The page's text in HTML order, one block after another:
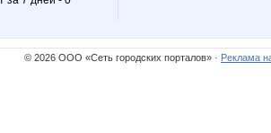
© 2026 ООО «Сеть городских порталов» · Реклама